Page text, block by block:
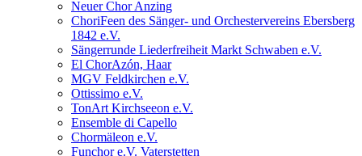
Neuer Chor Anzing
ChoriFeen des Sänger- und Orchestervereins Ebersberg
1842 e.V.
Sängerrunde Liederfreiheit Markt Schwaben e.V.
El ChorAzón, Haar
MGV Feldkirchen e.V.
Ottissimo e.V.
TonArt Kirchseeon e.V.
Ensemble di Capello
Chormäleon e.V.
Funchor e.V. Vaterstetten